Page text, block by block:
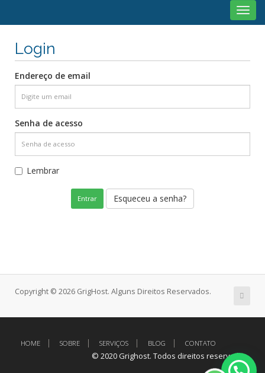
Login
Endereço de email
Senha de acesso
Lembrar
Esqueceu a senha?
Copyright © 2026 GrigHost. Alguns Direitos Reservados.
HOME SOBRE SERVIÇOS BLOG CONTATO
© 2020 Grighost. Todos direitos reservados